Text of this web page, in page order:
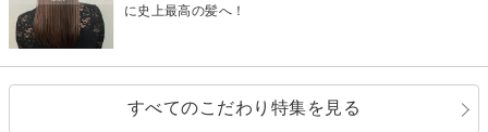
に史上最高の髪へ！
すべてのこだわり特集を見る